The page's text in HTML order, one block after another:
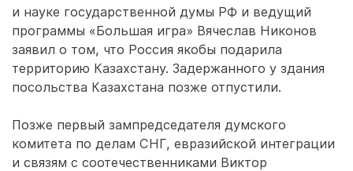
и науке государственной думы РФ и ведущий
программы «Большая игра» Вячеслав Никонов
заявил о том, что Россия якобы подарила
территорию Казахстану. Задержанного у здания
посольства Казахстана позже отпустили.
Позже первый зампредседателя думского
комитета по делам СНГ, евразийской интеграции
и связям с соотечественниками Виктор